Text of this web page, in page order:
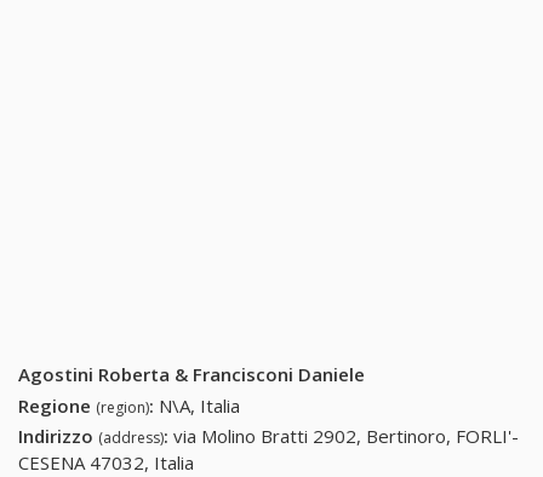
Agostini Roberta & Francisconi Daniele
Regione (region): N\A, Italia
Indirizzo (address): via Molino Bratti 2902, Bertinoro, FORLI'-
CESENA 47032, Italia